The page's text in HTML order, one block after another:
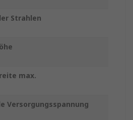
Strahlen
max.
Versorgungsspannung